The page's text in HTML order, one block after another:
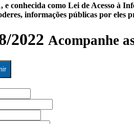
e conhecida como Lei de Acesso à
informações públicas por eles
2022 Acompanhe